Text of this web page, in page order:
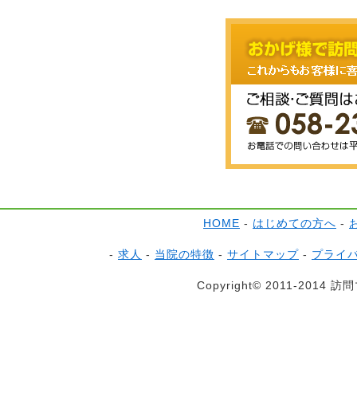
HOME - はじめての方へ -
- 求人 - 当院の特徴 - サイトマップ - プライ
Copyright© 2011-2014 訪問